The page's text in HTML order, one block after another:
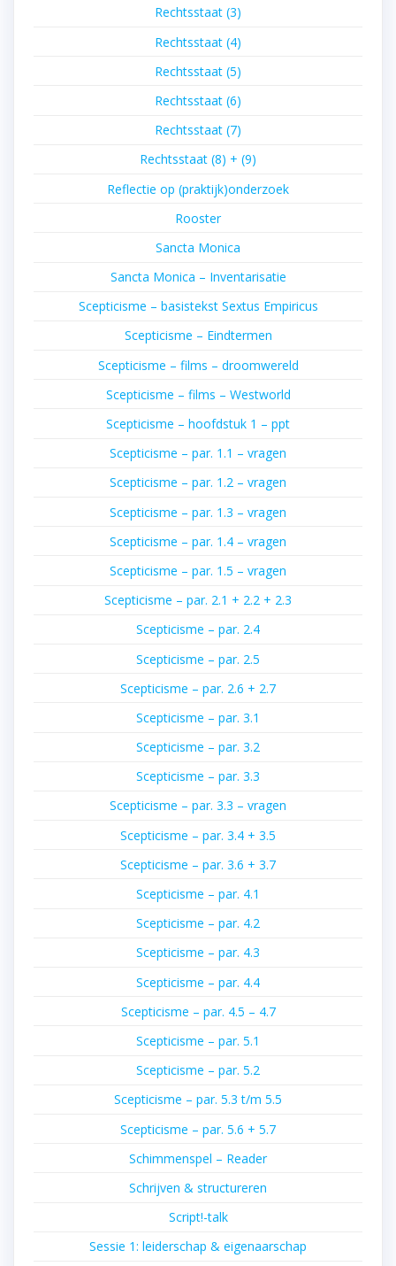
Rechtsstaat (3)
Rechtsstaat (4)
Rechtsstaat (5)
Rechtsstaat (6)
Rechtsstaat (7)
Rechtsstaat (8) + (9)
Reflectie op (praktijk)onderzoek
Rooster
Sancta Monica
Sancta Monica – Inventarisatie
Scepticisme – basistekst Sextus Empiricus
Scepticisme – Eindtermen
Scepticisme – films – droomwereld
Scepticisme – films – Westworld
Scepticisme – hoofdstuk 1 – ppt
Scepticisme – par. 1.1 – vragen
Scepticisme – par. 1.2 – vragen
Scepticisme – par. 1.3 – vragen
Scepticisme – par. 1.4 – vragen
Scepticisme – par. 1.5 – vragen
Scepticisme – par. 2.1 + 2.2 + 2.3
Scepticisme – par. 2.4
Scepticisme – par. 2.5
Scepticisme – par. 2.6 + 2.7
Scepticisme – par. 3.1
Scepticisme – par. 3.2
Scepticisme – par. 3.3
Scepticisme – par. 3.3 – vragen
Scepticisme – par. 3.4 + 3.5
Scepticisme – par. 3.6 + 3.7
Scepticisme – par. 4.1
Scepticisme – par. 4.2
Scepticisme – par. 4.3
Scepticisme – par. 4.4
Scepticisme – par. 4.5 – 4.7
Scepticisme – par. 5.1
Scepticisme – par. 5.2
Scepticisme – par. 5.3 t/m 5.5
Scepticisme – par. 5.6 + 5.7
Schimmenspel – Reader
Schrijven & structureren
Script!-talk
Sessie 1: leiderschap & eigenaarschap